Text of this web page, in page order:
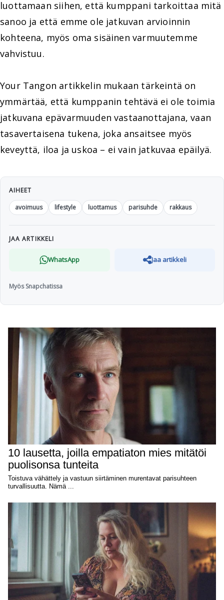
luottamaan siihen, että kumppani tarkoittaa mitä
sanoo ja että emme ole jatkuvan arvioinnin
kohteena, myös oma sisäinen varmuutemme
vahvistuu.
Your Tangon artikkelin mukaan tärkeintä on
ymmärtää, että kumppanin tehtävä ei ole toimia
jatkuvana epävarmuuden vastaanottajana, vaan
tasavertaisena tukena, joka ansaitsee myös
keveyttä, iloa ja uskoa – ei vain jatkuvaa epäilyä.
AIHEET
avoimuus
lifestyle luottamus parisuhde rakkaus
JAA ARTIKKELI
WhatsApp Jaa artikkeli
Myös Snapchatissa